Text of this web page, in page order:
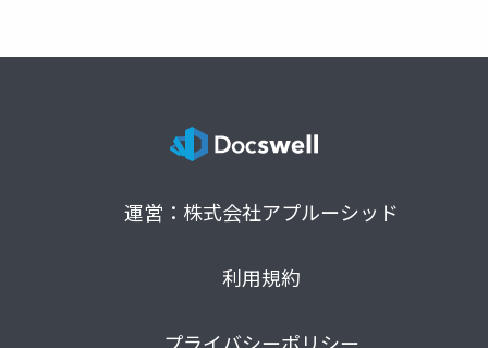
運営：株式会社アプルーシッド
利用規約
プライバシーポリシー